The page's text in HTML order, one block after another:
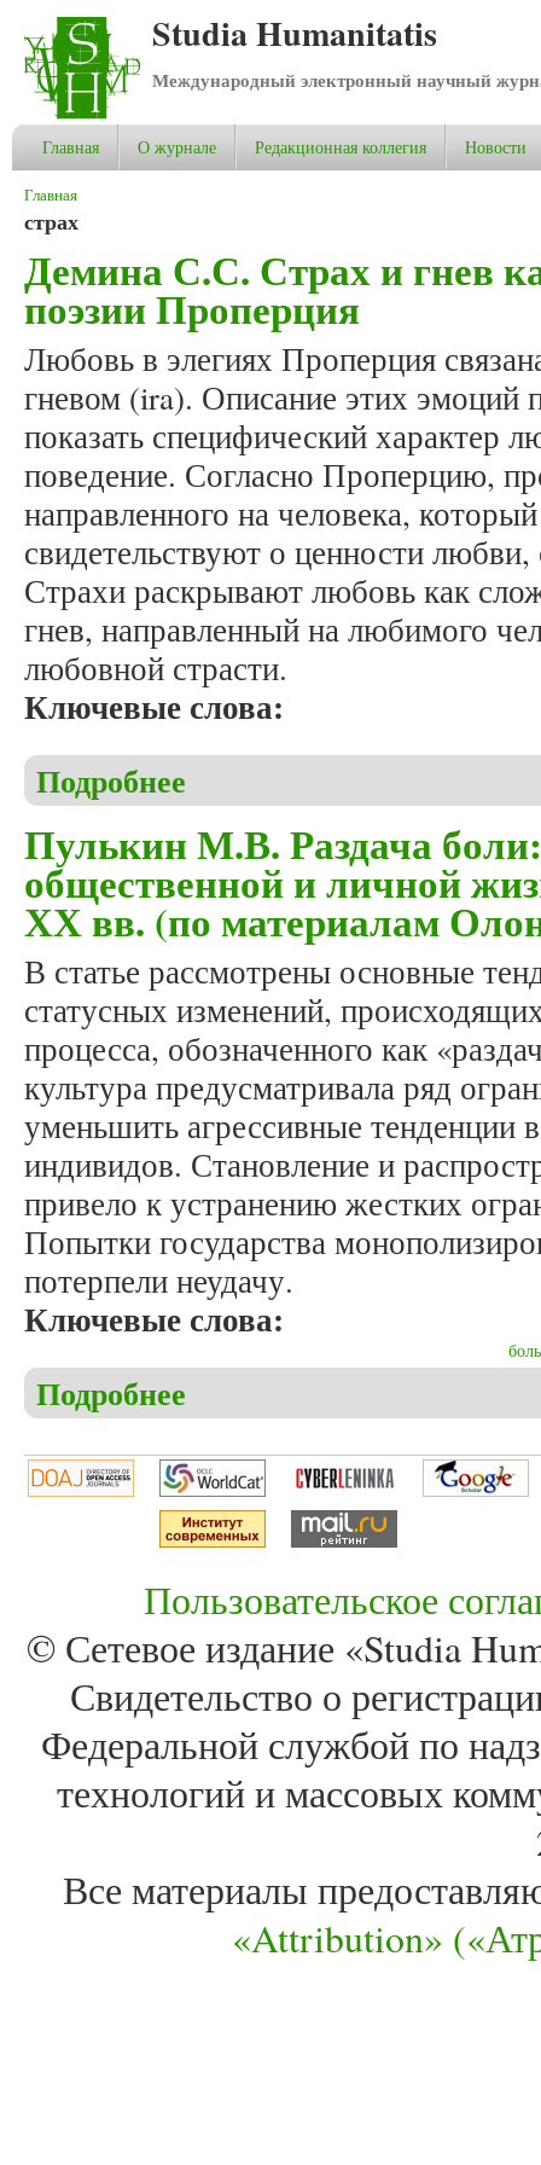
Studia Humanitatis
Международный электронный научный
Главная О журнале Редакционная коллегия Новости
Вы здесь
Главная
страх
Демина С.С. Страх и гнев
поэзии Проперция
Любовь в элегиях Проперция
гневом (ira). Описание этих эмоций
показать специфический характер
поведение. Согласно Проперцию,
направленного на человека,
свидетельствуют о ценности
Страхи раскрывают любовь как
гнев, направленный на любимого
любовной страсти.
Ключевые слова:
Подробнее
Пулькин М.В. Раздача
общественной и личной
ХХ вв. (по материалам
В статье рассмотрены основные
статусных изменений,
процесса, обозначенного как
культура предусматривала ряд
уменьшить агрессивные тенденции
индивидов. Становление и
привело к устранению жестких
Попытки государства
потерпели неудачу.
Ключевые слова:
боль
Подробнее
Пользовательское
© Сетевое издание «Studia
Свидетельство о
Федеральной службой по
технологий и массовых
Все материалы
«Attribution»